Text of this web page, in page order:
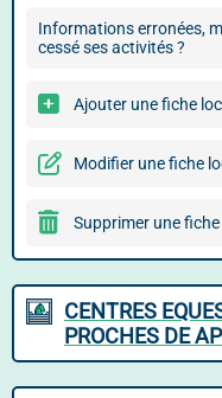
Informations erronées,
cessé ses activités ?
Ajouter une fiche
Modifier une fiche
Supprimer une
CENTRES
PROCHES DE